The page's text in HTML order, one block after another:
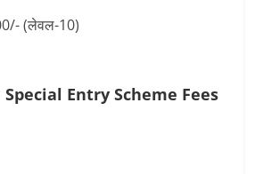
(लेवल-10)
Special Entry Scheme Fees